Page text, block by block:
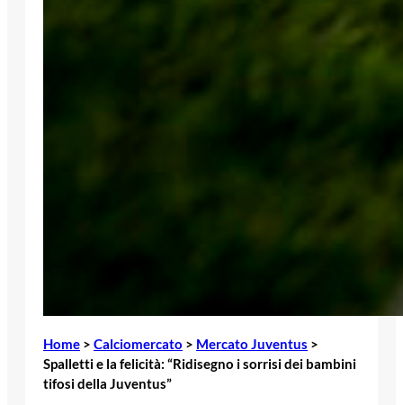
Home > Calciomercato > Mercato Juventus >
Spalletti e la felicità: “Ridisegno i sorrisi dei bambini
tifosi della Juventus”